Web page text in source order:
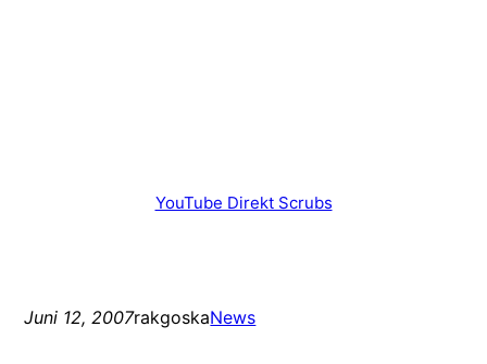
YouTube Direkt Scrubs
Juni 12, 2007rakgoskaNews